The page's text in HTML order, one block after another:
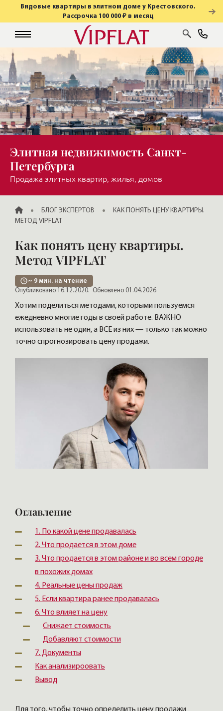
Видовые квартиры в элитном доме у Крестовского.
Рассрочка 100 000 ₽ в месяц
Элитная недвижимость Санкт-
Петербурга
Продажа элитных квартир, жилья, домов
ГЛАВНАЯБЛОГ ЭКСПЕРТОВ
КАК ПОНЯТЬ ЦЕНУ КВАРТИРЫ.
МЕТОД VIPFLAT
Как понять цену квартиры.
Метод VIPFLAT
~ 9 мин. на чтение
Опубликовано 16.12.2020. Обновлено 01.04.2026
Хотим поделиться методами, которыми пользуемся
ежедневно многие годы в своей работе. ВАЖНО
использовать не один, а ВСЕ из них — только так можно
точно спрогнозировать цену продажи.
Оглавление
1. По какой цене продавалась
2. Что продается в этом доме
3. Что продается в этом районе и во всем городе
в похожих домах
4. Реальные цены продаж
5. Если квартира ранее продавалась
6. Что влияет на цену
Снижает стоимость
Добавляют стоимости
7. Документы
Как анализироовать
Вывод